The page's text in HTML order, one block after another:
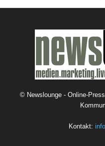
© Newslounge - Online-
Kontakt: